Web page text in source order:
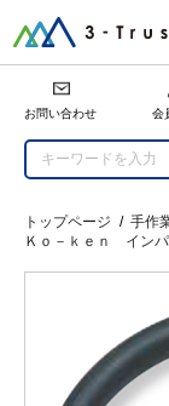
お問い合わせ 会
トップページ / 手作
Ｋｏ－ｋｅｎ イン